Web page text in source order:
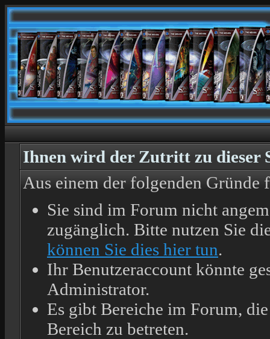
Ihnen wird der Zutritt zu dieser
Aus einem der folgenden Gründe
Sie sind im Forum nicht
zugänglich. Bitte nutzen Sie
können Sie dies hier tun.
Ihr Benutzeraccount könnte
Administrator.
Es gibt Bereiche im Forum,
Bereich zu betreten.